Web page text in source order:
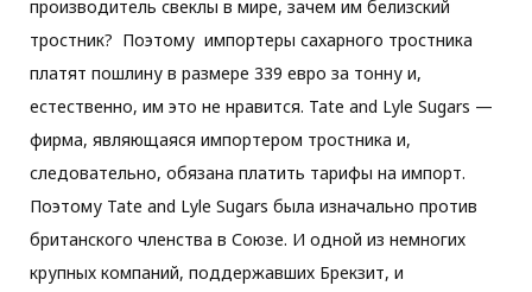
производитель свеклы в мире, зачем им белизский
тростник? Поэтому импортеры сахарного тростника
платят пошлину в размере 339 евро за тонну и,
естественно, им это не нравится. Tate and Lyle Sugars —
фирма, являющаяся импортером тростника и,
следовательно, обязана платить тарифы на импорт.
Поэтому Tate and Lyle Sugars была изначально против
британского членства в Союзе. И одной из немногих
крупных компаний, поддержавших Брекзит, и